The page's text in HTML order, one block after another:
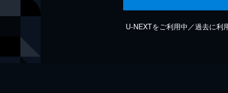
U-NEXTをご利用中／過去に利